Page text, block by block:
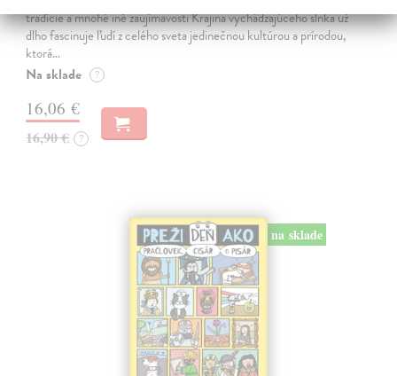
tradície a mnohé iné zaujímavosti Krajina vychádzajúceho slnka už
dlho fascinuje ľudí z celého sveta jedinečnou kultúrou a prírodou,
ktorá…
Na sklade ?
16,06 €
16,90 € ?
na sklade